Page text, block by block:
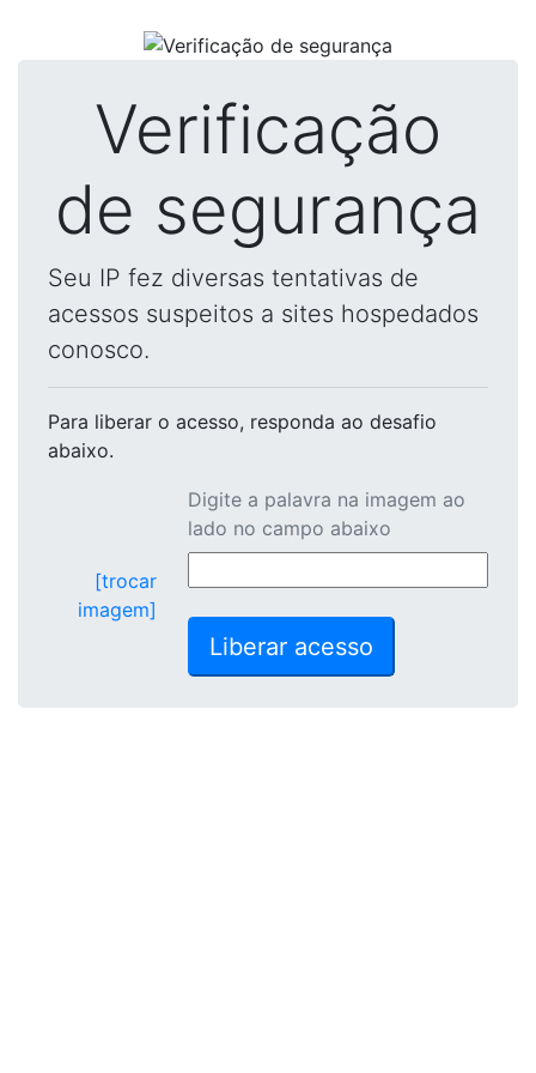
Verificação
de segurança
Seu IP fez diversas tentativas de
acessos suspeitos a sites hospedados
conosco.
Para liberar o acesso, responda ao desafio
abaixo.
[trocar
imagem]
Digite a palavra na imagem ao
lado no campo abaixo